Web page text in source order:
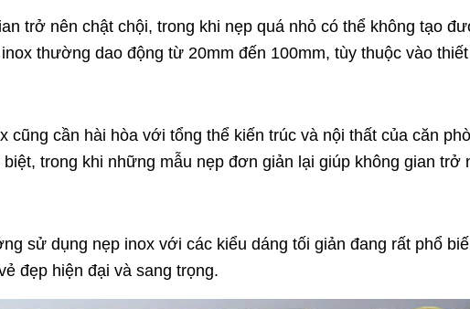
trở nên chật chội, trong khi nẹp quá nhỏ có thể không tạo
thường dao động từ 20mm đến 100mm, tùy thuộc vào
cũng cần hài hòa với tổng thể kiến trúc và nội thất của căn
trong khi những mẫu nẹp đơn giản lại giúp không gian trở
sử dụng nẹp inox với các kiểu dáng tối giản đang rất phổ
đẹp hiện đại và sang trọng.